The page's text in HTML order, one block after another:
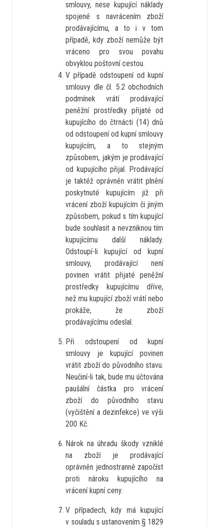
smlouvy, nese kupující náklady
spojené s navrácením zboží
prodávajícímu, a to i v tom
případě, kdy zboží nemůže být
vráceno pro svou povahu
obvyklou poštovní cestou.
V případě odstoupení od kupní
smlouvy dle čl. 5.2 obchodních
podmínek vrátí prodávající
peněžní prostředky přijaté od
kupujícího do čtrnácti (14) dnů
od odstoupení od kupní smlouvy
kupujícím, a to stejným
způsobem, jakým je prodávající
od kupujícího přijal. Prodávající
je taktéž oprávněn vrátit plnění
poskytnuté kupujícím již při
vrácení zboží kupujícím či jiným
způsobem, pokud s tím kupující
bude souhlasit a nevzniknou tím
kupujícímu další náklady.
Odstoupí-li kupující od kupní
smlouvy, prodávající není
povinen vrátit přijaté peněžní
prostředky kupujícímu dříve,
než mu kupující zboží vrátí nebo
prokáže, že zboží
prodávajícímu odeslal.
Při odstoupení od kupní
smlouvy je kupující povinen
vrátit zboží do původního stavu.
Neučiní-li tak, bude mu účtována
paušální částka pro vrácení
zboží do původního stavu
(vyčištění a dezinfekce) ve výši
200 Kč.
Nárok na úhradu škody vzniklé
na zboží je prodávající
oprávněn jednostranně započíst
proti nároku kupujícího na
vrácení kupní ceny.
V případech, kdy má kupující
v souladu s ustanovením § 1829